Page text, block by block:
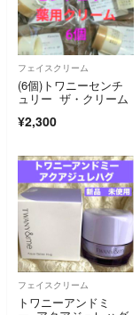
フェイスクリーム
(6個)トワニーセンチ
ュリー ザ・クリーム
¥2,300
フェイスクリーム
トワニーアンドミ